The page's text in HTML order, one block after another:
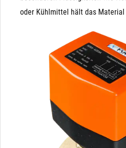
oder Kühlmittel hält das Material